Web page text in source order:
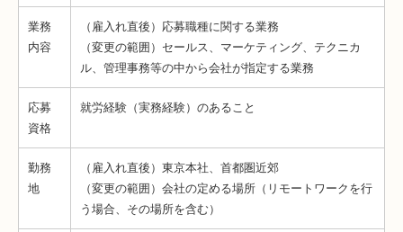
業務
内容
（雇入れ直後）応募職種に関する業務
（変更の範囲）セールス、マーケティング、テクニカ
ル、管理事務等の中から会社が指定する業務
応募
資格
就労経験（実務経験）のあること
勤務
地
（雇入れ直後）東京本社、首都圏近郊
（変更の範囲）会社の定める場所（リモートワークを行
う場合、その場所を含む）